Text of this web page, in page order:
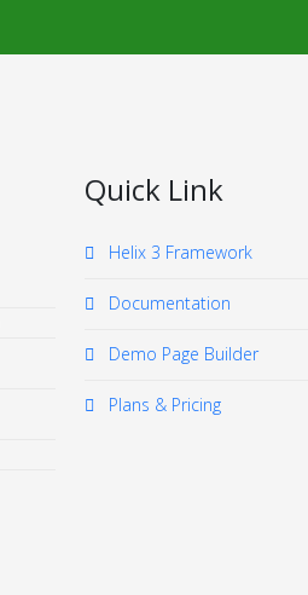
Quick Link
Helix 3 Framework
Documentation
Demo Page Builder
Plans & Pricing